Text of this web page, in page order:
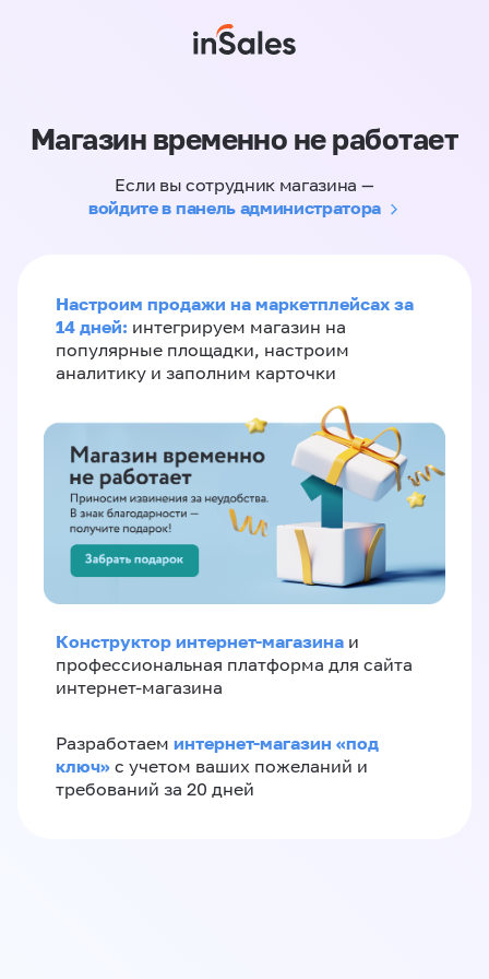
Магазин временно не работает
Если вы сотрудник магазина —
войдите в панель администратора
Настроим продажи на маркетплейсах за
14 дней: интегрируем магазин на
популярные площадки, настроим
аналитику и заполним карточки
Конструктор интернет-магазина и
профессиональная платформа для сайта
интернет-магазина
Разработаем интернет-магазин «‎под
ключ»‎ с учетом ваших пожеланий и
требований за 20 дней